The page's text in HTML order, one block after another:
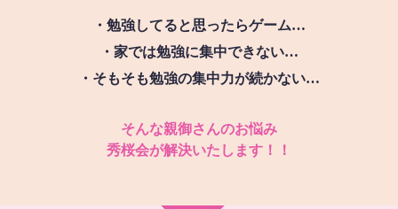
・勉強してると思ったらゲーム…
・家では勉強に集中できない…
・そもそも勉強の集中力が続かない…
そんな親御さんのお悩み
秀桜会が解決いたします！！